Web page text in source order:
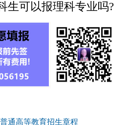
生可以报理科专业吗?
通高等教育招生章程